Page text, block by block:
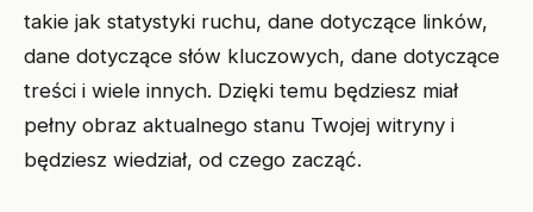
takie jak statystyki ruchu, dane dotyczące linków,
dane dotyczące słów kluczowych, dane dotyczące
treści i wiele innych. Dzięki temu będziesz miał
pełny obraz aktualnego stanu Twojej witryny i
będziesz wiedział, od czego zacząć.